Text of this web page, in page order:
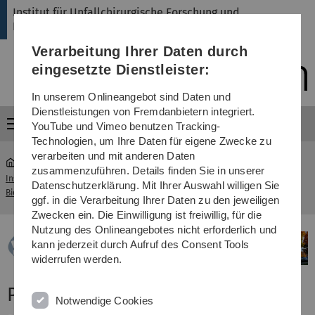
Direkt
Direkt
Direkt
(Sprache,
Drucken,
Media)
Direkt
Direkt
Institut für Unfallchirurgische Forschung und
Biomechanik
Menü
Institut für Unfallchirurgische Forschung und
Biomechanik
...
Artikel
Publikationen
Verarbeitung Ihrer Daten durch
eingesetzte Dienstleister:
In unserem Onlineangebot sind Daten und
Dienstleistungen von Fremdanbietern integriert.
YouTube und Vimeo benutzen Tracking-
Technologien, um Ihre Daten für eigene Zwecke zu
verarbeiten und mit anderen Daten
zusammenzuführen. Details finden Sie in unserer
Datenschutzerklärung. Mit Ihrer Auswahl willigen Sie
ggf. in die Verarbeitung Ihrer Daten zu den jeweiligen
Zwecken ein. Die Einwilligung ist freiwillig, für die
Nutzung des Onlineangebotes nicht erforderlich und
kann jederzeit durch Aufruf des Consent Tools
widerrufen werden.
Notwendige Cookies